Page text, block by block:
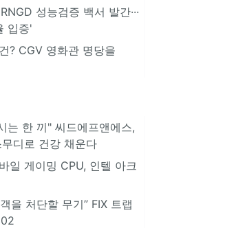
성능검증 백서 발간···
입증'
? CGV 영화관 명당을
는 한 끼" 씨드에프앤에스,
디로 건강 채운다
일 게이밍 CPU, 인텔 아크
을 처단할 무기” FIX 트랩